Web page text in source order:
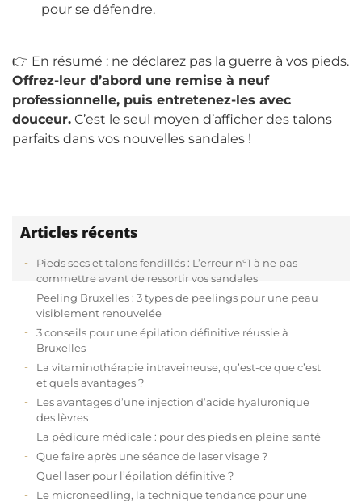
pour se défendre.
👉 En résumé : ne déclarez pas la guerre à vos pieds.
Offrez-leur d’abord une remise à neuf
professionnelle, puis entretenez-les avec
douceur. C’est le seul moyen d’afficher des talons
parfaits dans vos nouvelles sandales !
Articles récents
Pieds secs et talons fendillés : L’erreur n°1 à ne pas
commettre avant de ressortir vos sandales
Peeling Bruxelles : 3 types de peelings pour une peau
visiblement renouvelée
3 conseils pour une épilation définitive réussie à
Bruxelles
La vitaminothérapie intraveineuse, qu’est-ce que c’est
et quels avantages ?
Les avantages d’une injection d’acide hyaluronique
des lèvres
La pédicure médicale : pour des pieds en pleine santé
Que faire après une séance de laser visage ?
Quel laser pour l’épilation définitive ?
Le microneedling, la technique tendance pour une